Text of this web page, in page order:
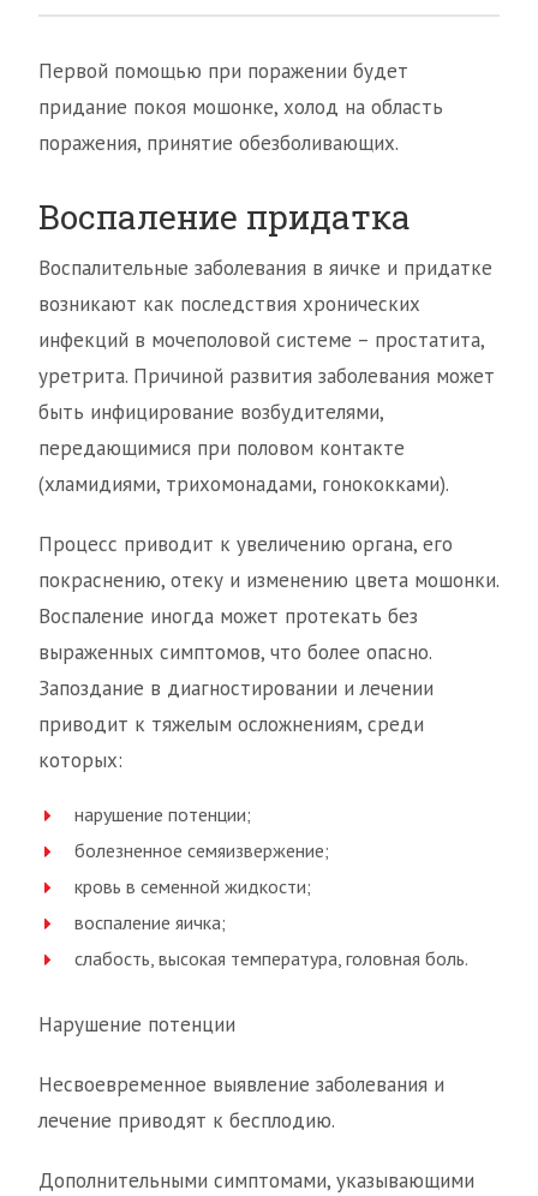
Первой помощью при поражении будет
придание покоя мошонке, холод на область
поражения, принятие обезболивающих.
Воспаление придатка
Воспалительные заболевания в яичке и придатке
возникают как последствия хронических
инфекций в мочеполовой системе – простатита,
уретрита. Причиной развития заболевания может
быть инфицирование возбудителями,
передающимися при половом контакте
(хламидиями, трихомонадами, гонококками).
Процесс приводит к увеличению органа, его
покраснению, отеку и изменению цвета мошонки.
Воспаление иногда может протекать без
выраженных симптомов, что более опасно.
Запоздание в диагностировании и лечении
приводит к тяжелым осложнениям, среди
которых:
нарушение потенции;
болезненное семяизвержение;
кровь в семенной жидкости;
воспаление яичка;
слабость, высокая температура, головная боль.
Нарушение потенции
Несвоевременное выявление заболевания и
лечение приводят к бесплодию.
Дополнительными симптомами, указывающими